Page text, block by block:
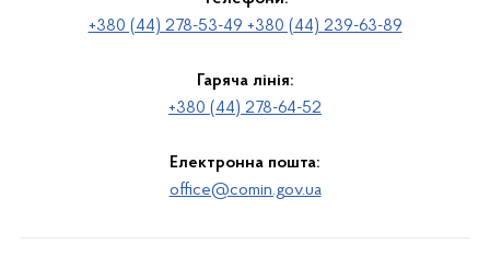
+380 (44) 278-53-49 +380 (44) 239-63-89
Гаряча лінія:
+380 (44) 278-64-52
Електронна пошта:
office@comin.gov.ua